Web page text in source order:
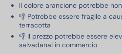
Il colore arancione potrebbe
👎 Potrebbe essere fragile a
terracotta
👎 Il prezzo potrebbe essere
salvadanai in commercio